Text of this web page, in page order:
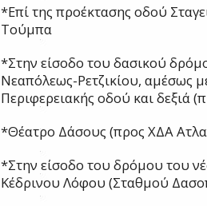
*Επί της προέκτασης οδού
Τούμπα
*Στην είσοδο του δασικού
Νεαπόλεως-Ρετζικίου, αμέσως
Περιφερειακής οδού και δεξιά
*Θέατρο Δάσους (προς ΧΔΑ
*Στην είσοδο του δρόμου του
Κέδρινου Λόφου (Σταθμού